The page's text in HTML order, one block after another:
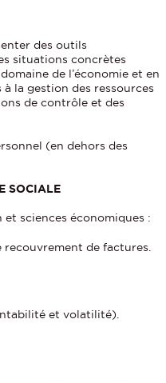
des outils
situations concrètes
de l’économie et en
la gestion des ressources
de contrôle et des
(en dehors des
SOCIALE
et sciences économiques :
recouvrement de factures.
et volatilité).